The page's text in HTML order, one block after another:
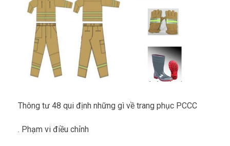
Thông tư 48 qui định những gì về trang phục PCCC
. Phạm vi điều chỉnh